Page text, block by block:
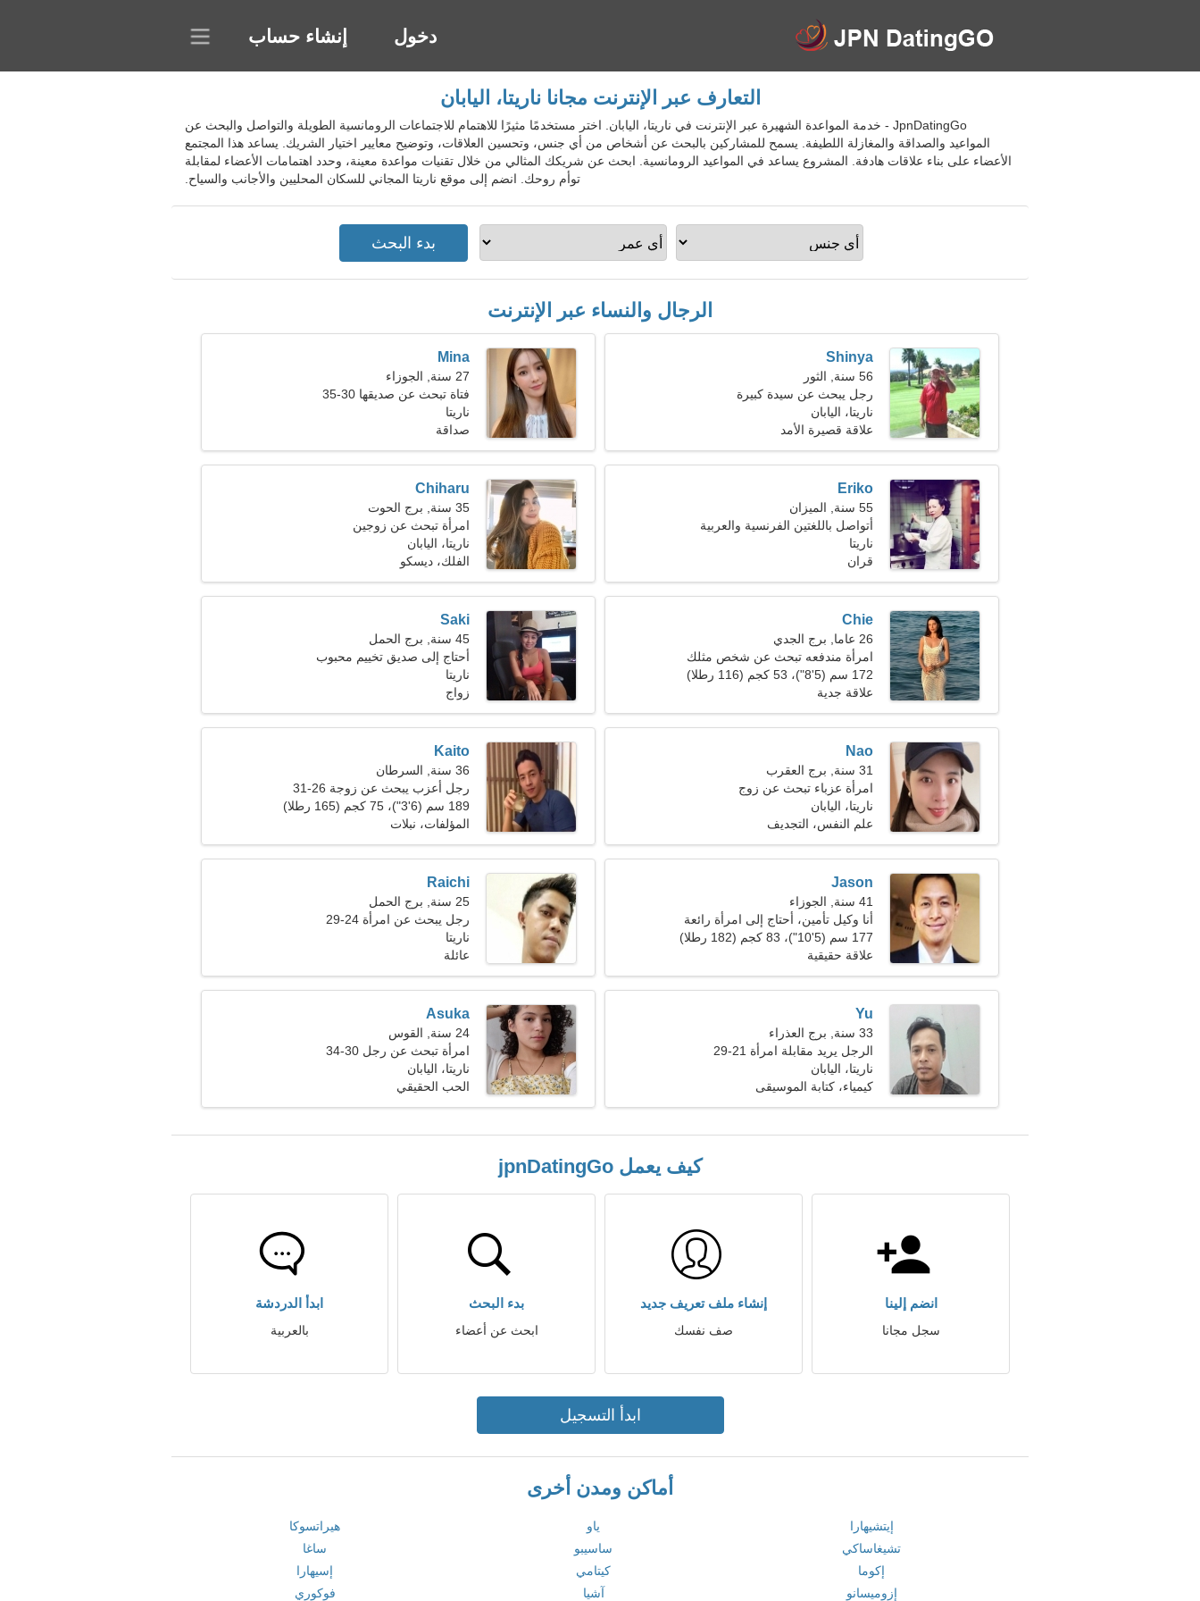
دخول إنشاء حساب
التعارف عبر الإنترنت مجانا ناريتا، اليابان
JpnDatingGo - خدمة المواعدة الشهيرة عبر الإنترنت في ناريتا، اليابان. اختر مستخدمًا مثيرًا للاهتمام للاجتماعات الرومانسية الطويلة والتواصل والبحث عن
المواعيد والصداقة والمغازلة اللطيفة. يسمح للمشاركين بالبحث عن أشخاص من أي جنس، وتحسين العلاقات، وتوضيح معايير اختيار الشريك. يساعد هذا المجتمع
الأعضاء على بناء علاقات هادفة. المشروع يساعد في المواعيد الرومانسية. ابحث عن شريكك المثالي من خلال تقنيات مواعدة معينة، وحدد اهتمامات الأعضاء لمقابلة
توأم روحك. انضم إلى موقع ناريتا المجاني للسكان المحليين والأجانب والسياح.
الرجال والنساء عبر الإنترنت
Shinya
56 سنة, الثور
رجل يبحث عن سيدة كبيرة
ناريتا، اليابان
علاقة قصيرة الأمد
Mina
27 سنة, الجوزاء
فتاة تبحث عن صديقها 30-35
ناريتا
صداقة
Eriko
55 سنة, الميزان
أتواصل باللغتين الفرنسية والعربية
ناريتا
قران
Chiharu
35 سنة, برج الحوت
امرأة تبحث عن زوجين
ناريتا، اليابان
الفلك، ديسكو
Chie
26 عاما, برج الجدي
امرأة مندفعه تبحث عن شخص مثلك
172 سم (5'8")، 53 كجم (116 رطلا)
علاقة جدية
Saki
45 سنة, برج الحمل
أحتاج إلى صديق تخييم محبوب
ناريتا
زواج
Nao
31 سنة, برج العقرب
امرأة عزباء تبحث عن زوج
ناريتا، اليابان
علم النفس، التجديف
Kaito
36 سنة, السرطان
رجل أعزب يبحث عن زوجة 26-31
189 سم (6'3")، 75 كجم (165 رطلا)
المؤلفات، نبلات
Jason
41 سنة, الجوزاء
أنا وكيل تأمين، أحتاج إلى امرأة رائعة
177 سم (5'10")، 83 كجم (182 رطلا)
علاقة حقيقية
Raichi
25 سنة, برج الحمل
رجل يبحث عن امرأة 24-29
ناريتا
عائلة
Yu
33 سنة, برج العذراء
الرجل يريد مقابلة امرأة 21-29
ناريتا، اليابان
كيمياء، كتابة الموسيقى
Asuka
24 سنة, القوس
امرأة تبحث عن رجل 30-34
ناريتا، اليابان
الحب الحقيقي
كيف يعمل jpnDatingGo
انضم إلينا
سجل مجانا
إنشاء ملف تعريف جديد
صف نفسك
بدء البحث
ابحث عن أعضاء
ابدأ الدردشة
بالعربية
ابدأ التسجيل
أماكن ومدن أخرى
إيتشيهارا ياو
هيراتسوكا
تشيغاساكي
ساسيبو
ساغا
إكوما
كيتامي
إسيهارا
إزوميسانو
آشيا فوكوري